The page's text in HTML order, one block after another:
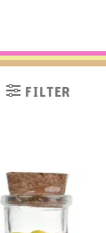
FILTER